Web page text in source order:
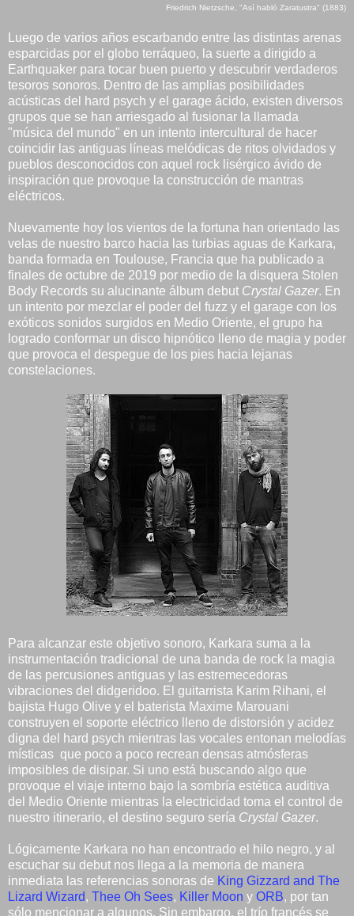
Friedrich Nietzsche, "Así habló Zaratustra" (1883)
Luego de varios años escarbando entre las distintas arenas
esparcidas por el globo terráqueo, la suerte a dirigido a
Earthquaker para tocar buen puerto y descubrir verdaderos
tesoros sonoros. Dentro de las amplias posibilidades
acústicas del hard psych y el garage ácido, existen diversos
grupos que se han arriesgado al fusionar la llamada
"música del mundo" en un intento intercultural de hacer
coincidir las antiguas líneas melódicas de ritos olvidados y
pueblos desconocidos con aquel rock lisérgico ávido de
inspiración que provoque la construcción de mantras
eléctricos.
Nuevamente hoy los vientos de la fortuna han orientado las
velas de nuestro barco hacia las turbias aguas de Karkara,
banda formada en Toulouse, Francia que ha publicado a
finales de octubre de 2019 por medio de la disquera Stolen
Body Records su alucinante álbum debut Crystal Gazer. En
un intento por mezclar el poder del fuzz y el garage con los
exóticos sonidos surgidos en Medio Oriente, el grupo ha
logrado conformar un disco hipnótico lleno de magia y poder
que provoca el despegue de los pies hacia lejanas
constelaciones.
Para alcanzar este objetivo sonoro, Karkara suma a la
instrumentación tradicional de una banda de rock la magia
de las percusiones antiguas y las estremecedoras
vibraciones del didgeridoo. El guitarrista Karim Rihani, el
bajista Hugo Olive y el baterista Maxime Marouani
construyen el soporte eléctrico lleno de distorsión y acidez
digna del hard psych mientras las vocales entonan melodías
místicas que poco a poco recrean densas atmósferas
imposibles de disipar. Si uno está buscando algo que
provoque el viaje interno bajo la sombría estética auditiva
del Medio Oriente mientras la electricidad toma el control de
nuestro itinerario, el destino seguro sería Crystal Gazer.
Lógicamente Karkara no han encontrado el hilo negro, y al
escuchar su debut nos llega a la memoria de manera
inmediata las referencias sonoras de King Gizzard and The
Lizard Wizard, Thee Oh Sees, Killer Moon y ORB, por tan
sólo mencionar a algunos. Sin embargo, el trío francés se